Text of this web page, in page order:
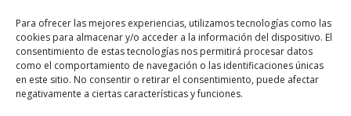
Para ofrecer las mejores experiencias, utilizamos tecnologías como las
cookies para almacenar y/o acceder a la información del dispositivo. El
consentimiento de estas tecnologías nos permitirá procesar datos
como el comportamiento de navegación o las identificaciones únicas
en este sitio. No consentir o retirar el consentimiento, puede afectar
negativamente a ciertas características y funciones.
AVÍS LEGAL